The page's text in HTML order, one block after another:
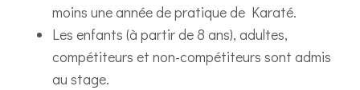
moins une année de pratique de Karaté.
Les enfants (à partir de 8 ans), adultes,
compétiteurs et non-compétiteurs sont admis
au stage.